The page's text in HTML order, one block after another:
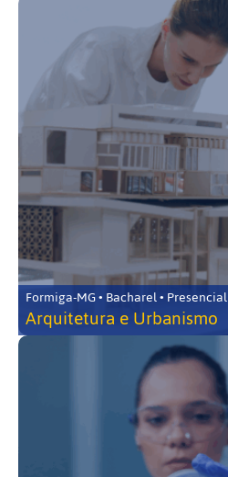
Formiga-MG • Bacharel • Presencial
Arquitetura e Urbanismo